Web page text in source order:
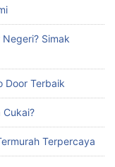
Simak
Door Terbaik
Cukai?
Terpercaya